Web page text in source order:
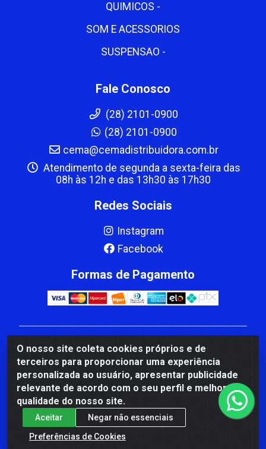
O nosso site coleta cookies próprios e de
terceiros para proporcionar uma experiência
personalizada ao usuário, apresentar publicidade
relevante de acordo com o seu perfil e melhorar a
qualidade do nosso site.
Aceitar
Negar não essenciais
Preferências de Cookies
QUIMICOS -
SOM E ACESSORIOS
SUSPENSAO -
Fale Conosco
(28) 2101-0900
(28) 2101-0900
cema@cemadistribuidora.com.br
Atendimento de segunda a sexta-feira das
08h às 12h e das 13h30 às 17h30
Redes Sociais
Instagram
Facebook
Formas de Pagamento
CBP MACEDO COMERCIO PEÇAS LTDA Matriz - av
Mauro Miranda Madureira, 1249 - Coramara , Cachoeiro
de Itapemirim/ES - CEP 29.311-310 - CNPJ
00.502.680/0001-41